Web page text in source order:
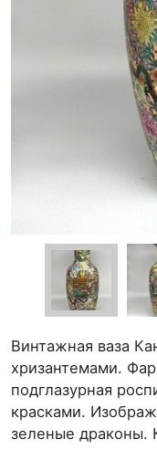
Винтажная ваза
хризантемами.
подглазурная
красками.
зеленые драконы.